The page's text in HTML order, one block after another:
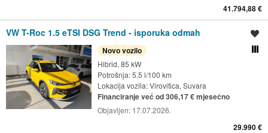
41.794,88 €
VW T-Roc 1.5 eTSI DSG Trend - isporuka odmah
Novo vozilo
Hibrid, 85 kW
Potrošnja: 5.5 l/100 km
Lokacija vozila:Virovitica, Suvara
Financiranje već od 306,17 € mjesečno
Objavljen: 17.07.2026.
29.990 €